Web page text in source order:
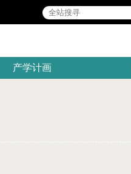
产学计画